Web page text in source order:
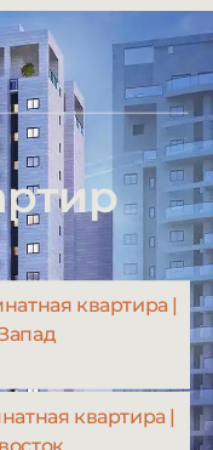
квартира |
квартира |